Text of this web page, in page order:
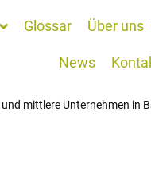
Glossar Über uns
News
mittlere Unternehmen in